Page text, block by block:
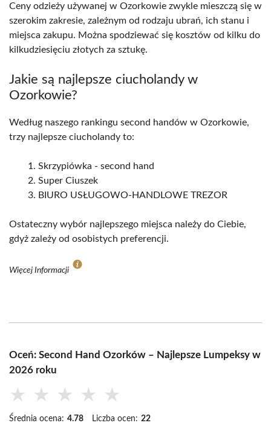
Ceny odzieży używanej w Ozorkowie zwykle mieszczą się w
szerokim zakresie, zależnym od rodzaju ubrań, ich stanu i
miejsca zakupu. Można spodziewać się kosztów od kilku do
kilkudziesięciu złotych za sztukę.
Jakie są najlepsze ciucholandy w
Ozorkowie?
Według naszego rankingu second handów w Ozorkowie,
trzy najlepsze ciucholandy to:
Skrzypiówka - second hand
Super Ciuszek
BIURO USŁUGOWO-HANDLOWE TREZOR
Ostateczny wybór najlepszego miejsca należy do Ciebie,
gdyż zależy od osobistych preferencji.
Więcej Informacji
Oceń: Second Hand Ozorków – Najlepsze Lumpeksy w
2026 roku
★ ★ ★ ★ ★
Średnia ocena: 4.78 Liczba ocen: 22